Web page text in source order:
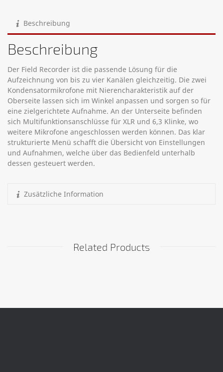
Beschreibung
Beschreibung
Der Field Recorder ist die passende Lösung für die
Aufzeichnung von bis zu vier Kanälen gleichzeitig. Die zwei
Kondensatormikrofone mit Nierencharakteristik auf der
Oberseite lassen sich im Winkel anpassen und sorgen so für
eine zielgerichtete Aufnahme. An der Unterseite befinden
sich Multifunktionsanschlüsse für XLR und 6,3 Klinke, wo
weitere Mikrofone angeschlossen werden können. Das klar
strukturierte Menü schafft die Übersicht von Einstellungen
und Aufnahmen, welche über das Bedienfeld unterhalb
dessen gesteuert werden.
Zusätzliche Information
Related Products